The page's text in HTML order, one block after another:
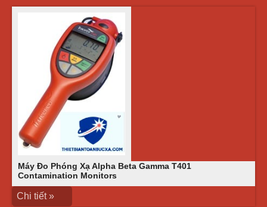
Máy Đo Phóng Xạ Alpha Beta Gamma T401
Contamination Monitors
Chi tiết »